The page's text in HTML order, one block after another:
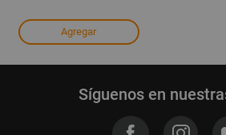
Agregar
Síguenos en